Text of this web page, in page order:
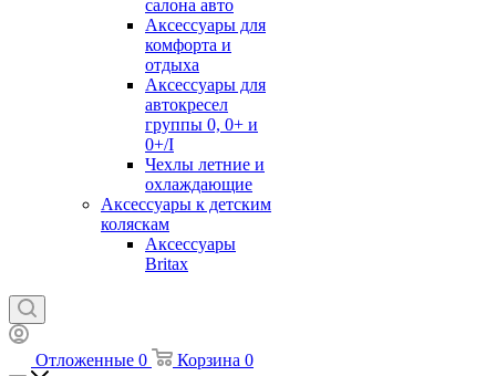
салона авто
Аксессуары для
комфорта и
отдыха
Аксессуары для
автокресел
группы 0, 0+ и
0+/I
Чехлы летние и
охлаждающие
Аксессуары к детским
коляскам
Аксессуары
Britax
Отложенные 0 Корзина 0